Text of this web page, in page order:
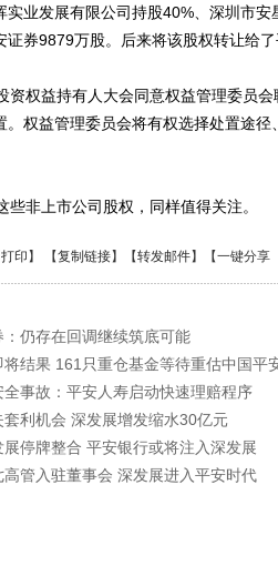
实业发展有限公司持股40%、深圳市
证券9879万股。后来将该股权转让给了
权益持有人大会同意权益管理委员
。权益管理委员会将有权选择处置途
非上市公司股权，同样值得关注。
打印 】 【复制链接】【转发邮件】 【一键分享
：仍存在回调继续筑底可能
将结果 161只重仓基金等待重估中国平
全事故：平安人寿启动快速理赔程序
套利机会 深发展增发缩水30亿元
展停牌整合 平安银行或将注入深发展
高管入驻董事会 深发展进入平安时代